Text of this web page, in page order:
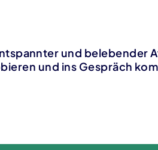
und belebender
und ins Gespräch